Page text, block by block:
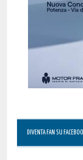
DIVENTA FAN SU